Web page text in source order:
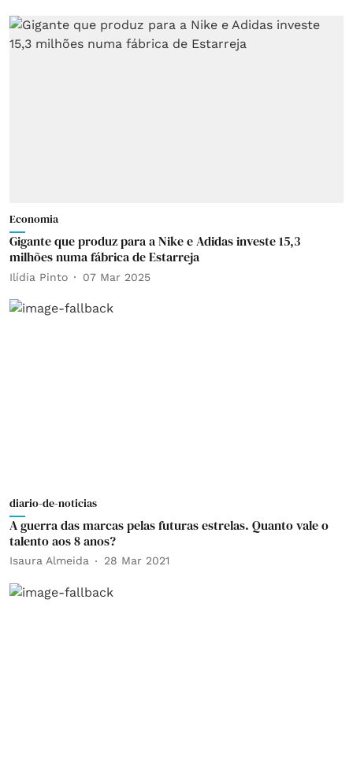
Economia
Gigante que produz para a Nike e Adidas investe 15,3
milhões numa fábrica de Estarreja
Ilídia Pinto 07 Mar 2025
diario-de-noticias
A guerra das marcas pelas futuras estrelas. Quanto vale o
talento aos 8 anos?
Isaura Almeida 28 Mar 2021